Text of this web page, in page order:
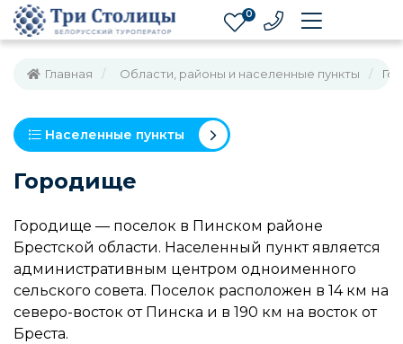
0
Главная Области, районы и населенные пункты
Населенные пункты
Городище
Городище — поселок в Пинском районе
Брестской области. Населенный пункт является
административным центром одноименного
сельского совета. Поселок расположен в 14 км на
северо-восток от Пинска и в 190 км на восток от
Бреста.